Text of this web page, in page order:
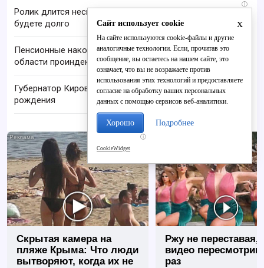
i
Ролик длится несколько секунд, а смеяться вы
будете долго
Пенсионные накопления жителей Кировской
области проиндексировали на 17-19%
Губернатор Кировской области празднует день
рождения
i
Скрытая камера на
пляже Крыма: Что люди
вытворяют, когда их не
Ржу не переставая,
видео
раз
x
Сайт использует cookie
На сайте используются cookie-файлы и другие
аналогичные технологии. Если, прочитав это
сообщение, вы остаетесь на нашем сайте, это
означает, что вы не возражаете против
использования этих технологий и предоставляете
согласие на обработку ваших персональных
данных с помощью сервисов веб-аналитики.
Хорошо Подробнее
CookieWidget